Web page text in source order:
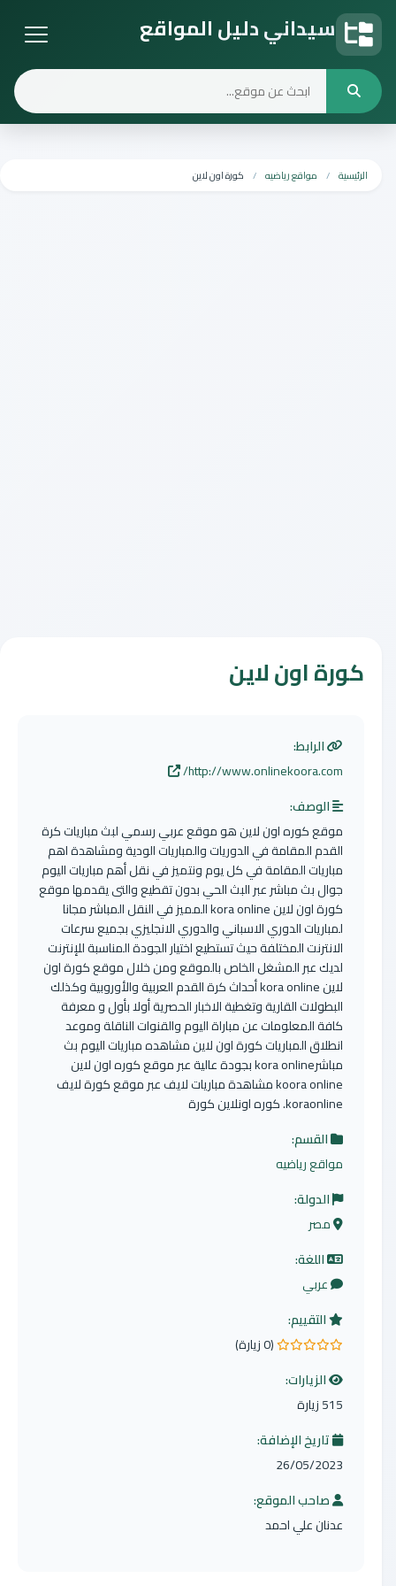
سيداني دليل المواقع
الرئيسية مواقع رياضيه كورة اون لاين
كورة اون لاين
الرابط:
http://www.onlinekoora.com/
الوصف:
موقع كوره اون لاين هو موقع عربي رسمي لبث مباريات كرة
القدم المقامة في الدوريات والمباريات الودية ومشاهدة اهم
مباريات المقامة في كل يوم ونتميز في نقل أهم مباريات اليوم
جوال بث مباشر عبر البث الحي بدون تقطيع والتى يقدمها موقع
كورة اون لاين kora online المميز في النقل المباشر مجانا
لمباريات الدوري الاسباني والدوري الانجليزي بجميع سرعات
الانترنت المختلفة حيث تستطيع اختيار الجودة المناسبة للإنترنت
لديك عبر المشغل الخاص بالموقع ومن خلال موقع كورة اون
لاين kora online أحداث كرة القدم العربية والأوروبية وكذلك
البطولات القارية وتغطية الاخبار الحصرية أولا بأول و معرفة
كافة المعلومات عن مباراة اليوم والقنوات الناقلة وموعد
انطلاق المباريات كورة اون لاين مشاهده مباريات اليوم بث
مباشرkora online بجودة عالية عبر موقع كوره اون لاين
koora online مشاهدة مباريات لايف عبر موقع كورة لايف
koraonline. كوره اونلاين كورة
القسم:
مواقع رياضيه
الدولة:
مصر
اللغة:
عربي
التقييم:
0.0 من 5 نجوم
(0 زيارة)
الزيارات:
515 زيارة
تاريخ الإضافة:
26/05/2023
صاحب الموقع:
عدنان علي احمد